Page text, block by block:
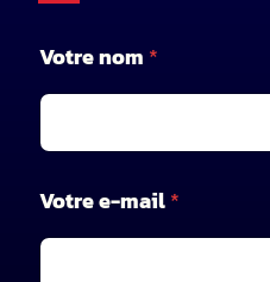
o
t
e
-
m
a
Votre nom *
Votre e-mail*